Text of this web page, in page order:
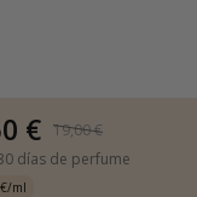
€
19,00 €
días de perfume
ml